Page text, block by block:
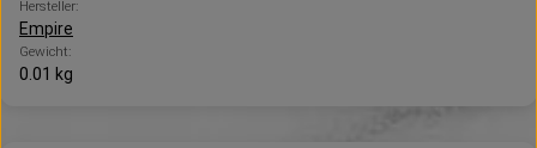
Hersteller:
Empire
Gewicht:
0.01 kg